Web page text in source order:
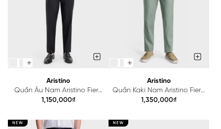
Aristino
Quần Âu Nam Aristino Fiero
ATRR25A
1,150,000₫
Aristino
Quần Kaki Nam Aristino Fiero
AKK0190S0
1,350,000₫
NEW NEW